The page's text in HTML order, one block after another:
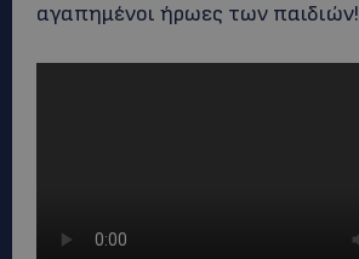
αγαπημένοι ήρωες των παιδιών!